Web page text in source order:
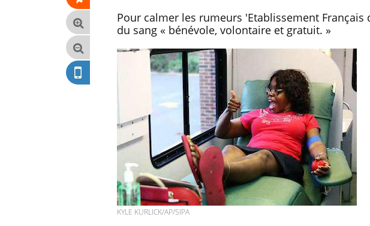
Pour calmer les rumeurs 'Etablissement
du sang « bénévole, volontaire et gratuit. »
KYLE KURLICK/AP/SIPA
Hantavirus : un cas
détecté chez un touriste
en France
Comment
écrans en